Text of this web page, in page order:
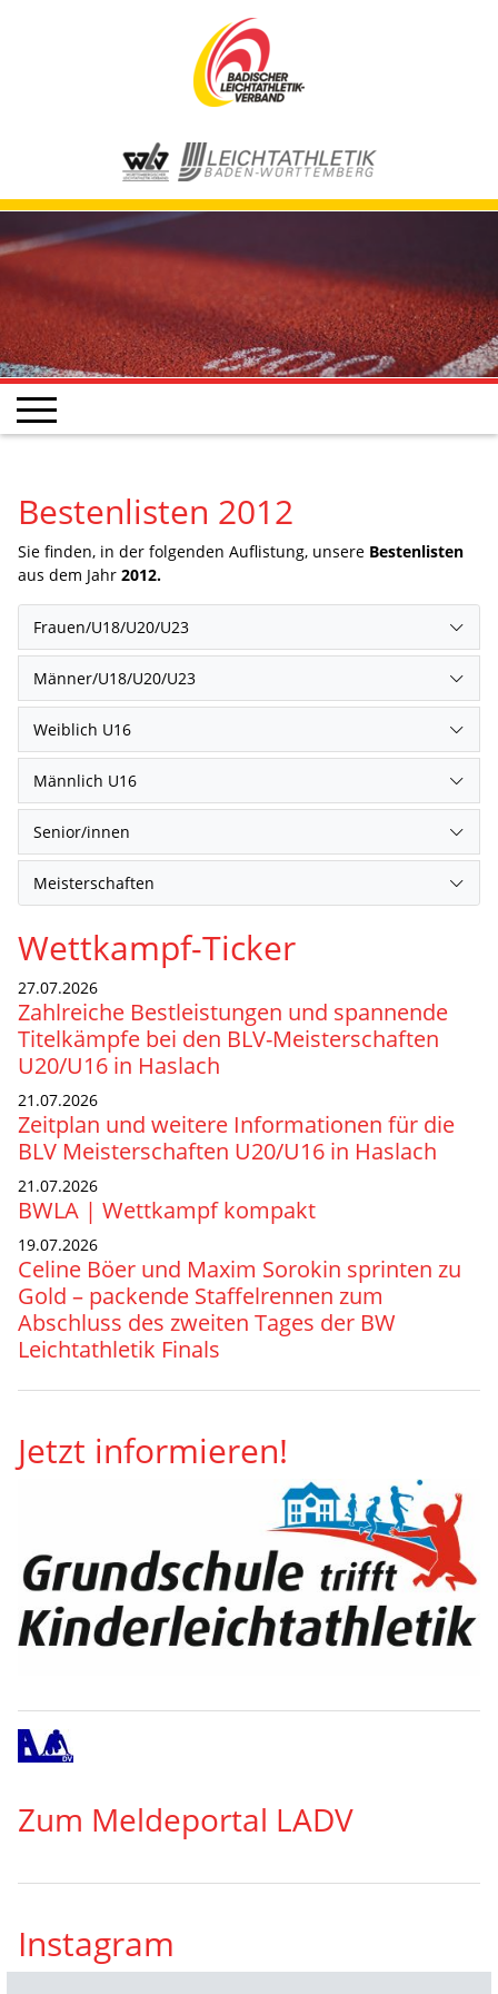
Bestenlisten 2012
Sie finden, in der folgenden Auflistung, unsere Bestenlisten
aus dem Jahr 2012.
Frauen/U18/U20/U23
Männer/U18/U20/U23
Weiblich U16
Männlich U16
Senior/innen
Meisterschaften
Wettkampf-Ticker
27.07.2026
Zahlreiche Bestleistungen und spannende
Titelkämpfe bei den BLV-Meisterschaften
U20/U16 in Haslach
21.07.2026
Zeitplan und weitere Informationen für die
BLV Meisterschaften U20/U16 in Haslach
21.07.2026
BWLA | Wettkampf kompakt
19.07.2026
Celine Böer und Maxim Sorokin sprinten zu
Gold – packende Staffelrennen zum
Abschluss des zweiten Tages der BW
Leichtathletik Finals
Jetzt informieren!
Zum Meldeportal LADV
Instagram